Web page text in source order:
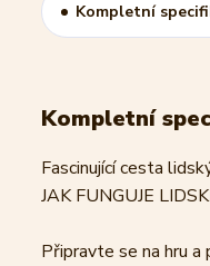
Kompletní
Kompletní
Fascinující cesta
JAK FUNGUJE
Připravte se na hru